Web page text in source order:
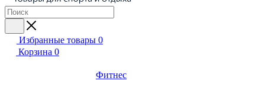
Избранные товары 0
Корзина 0
Фитнес